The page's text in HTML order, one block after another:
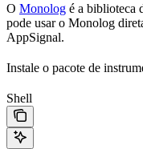
O Monolog é a biblioteca
pode usar o Monolog
AppSignal.
Instale o pacote de
Shell